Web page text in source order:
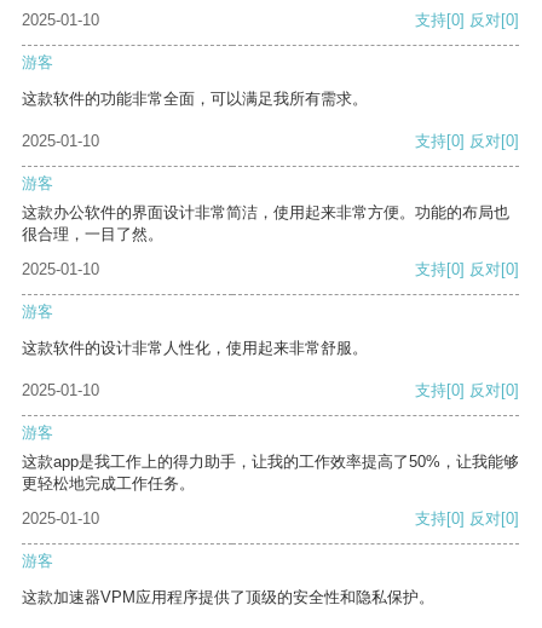
2025-01-10 支持[0] 反对[0]
游客
这款软件的功能非常全面，可以满足我所有需求。
2025-01-10 支持[0] 反对[0]
游客
这款办公软件的界面设计非常简洁，使用起来非常方便。功能的布局也
很合理，一目了然。
2025-01-10
支持[0] 反对[0]
游客
这款软件的设计非常人性化，使用起来非常舒服。
2025-01-10 支持[0] 反对[0]
游客
这款app是我工作上的得力助手，让我的工作效率提高了50%，让我能够
更轻松地完成工作任务。
2025-01-10
支持[0] 反对[0]
游客
这款加速器VPM应用程序提供了顶级的安全性和隐私保护。